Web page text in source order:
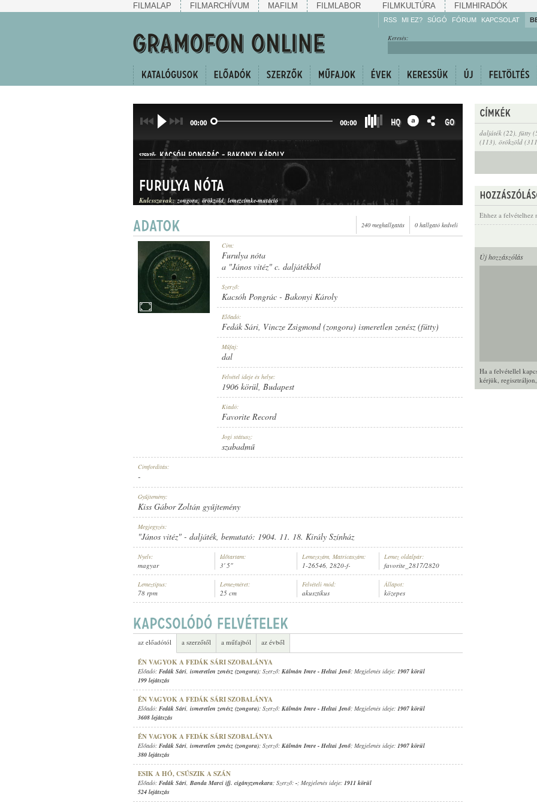
FILMALAP FILMARCHÍVUM MAFILM FILMLABOR FILMKULTÚRA FILMHIRADÓK
RSS MI EZ? SÚGÓ
Gyarapítsa!
FÓRUM KAPCSOLAT
Keresés:
daljáték (22), fütty
(113), örökzöld
Ehhez a felvételhez
Új hozzászólás
Ha a felvétellel
kérjük, regisztráljon
00:00 00:00 HQ GO
ELŐADÓ: FEDÁK SÁRI,VINCZE ZSIGMOND (ZONGORA) ISMERETLEN ZENÉSZ (FÜTTY)
SZERZŐ: KACSÓH PONGRÁC - BAKONYI KÁROLY
DAL
1906 KÖRÜL
1-26546
Furulya nóta
Kulcsszavak: zongora örökzöld lemezcímke-mutáció
240 meghallgatás 0 hallgató kedveli
Cím:
Furulya nóta
a "János vitéz" c. daljátékból
Szerző:
Kacsóh Pongrác - Bakonyi Károly
Előadó:
Fedák Sári, Vincze Zsigmond (zongora) ismeretlen zenész (fütty)
Műfaj:
dal
Felvétel ideje és helye:
1906 körül, Budapest
Kiadó:
Favorite Record
Jogi státusz:
szabadmű
Címfordítás:
-
Gyűjtemény:
Kiss Gábor Zoltán gyűjtemény
Megjegyzés:
"János vitéz" - daljáték, bemutató: 1904. 11. 18. Király Színház
Nyelv:
magyar
Időtartam:
3' 5"
Lemezszám, Matricaszám:
1-26546, 2820-f-
Lemez oldalpár:
favorite_2817/2820
Lemeztípus:
78 rpm
Lemezméret:
25 cm
Felvételi mód:
akusztikus
Állapot:
közepes
az előadótól a szerzőtől a műfajból az évből
ÉN VAGYOK A FEDÁK SÁRI SZOBALÁNYA
Előadó: Fedák Sári, ismeretlen zenész (zongora); Szerző: Kálmán Imre - Heltai Jenő; Megjelenés ideje: 1907 körül
199 lejátszás
ÉN VAGYOK A FEDÁK SÁRI SZOBALÁNYA
Előadó: Fedák Sári, ismeretlen zenész (zongora); Szerző: Kálmán Imre - Heltai Jenő; Megjelenés ideje: 1907 körül
3608 lejátszás
ÉN VAGYOK A FEDÁK SÁRI SZOBALÁNYA
Előadó: Fedák Sári, ismeretlen zenész (zongora); Szerző: Kálmán Imre - Heltai Jenő; Megjelenés ideje: 1907 körül
380 lejátszás
ESIK A HÓ, CSÚSZIK A SZÁN
Előadó: Fedák Sári, Banda Marci ifj. cigányzenekara; Szerző: -; Megjelenés ideje: 1911 körül
524 lejátszás